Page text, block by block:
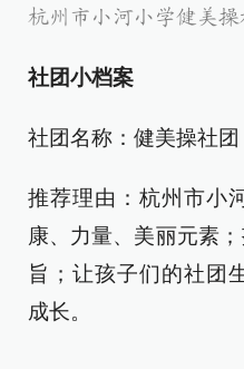
杭州市小河小学健美操
社团小档案
社团名称：健美操社团
推荐理由：杭州市小
康、力量、美丽元素；
旨；让孩子们的社团
成长。